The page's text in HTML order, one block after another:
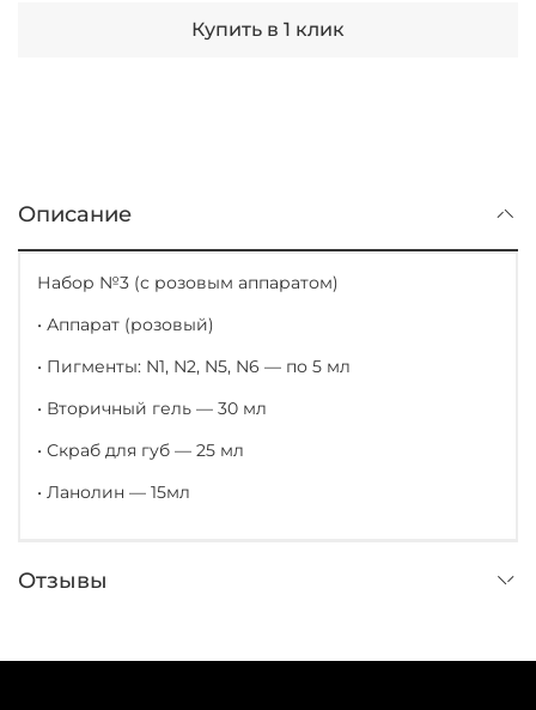
Купить в 1 клик
Описание
Набор №3 (с розовым аппаратом)
• Аппарат (розовый)
• Пигменты: N1, N2, N5, N6 — по 5 мл
• Вторичный гель — 30 мл
• Скраб для губ — 25 мл
• Ланолин — 15мл
Отзывы